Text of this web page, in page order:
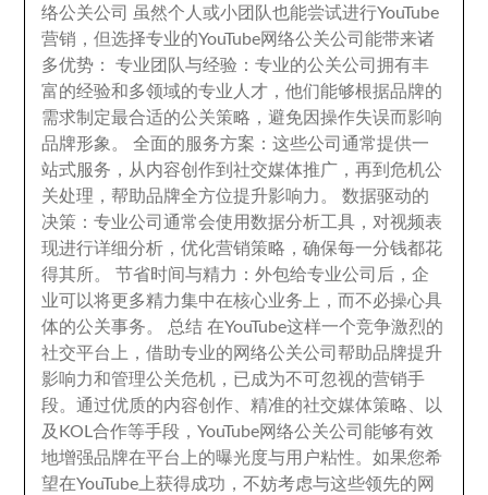
络公关公司 虽然个人或小团队也能尝试进行YouTube
营销 ，但选择专业的YouTube网络公关公司能带来诸
多优势 ：专业团队与经验 ：专业的公关公司拥有丰
富的经验和多领域的专业人才 ，他们能够根据品牌的
需求制定最合适的公关策略 ，避免因操作失误而影响
品牌形象 。全面的服务方案 ：这些公司通常提供一
站式服务 ， 从内容创作到社交媒体推广 ，再到危机公
关处理 ，帮助品牌全方位提升影响力 。数据驱动的
决策 ：专业公司通常会使用数据分析工具 ， 对视频表
现进行详细分析 ，优化营销策略 ，确保每一分钱都花
得其所。节省时间与精力 ：外包给专业公司后 ，企
业可以将更多精力集中在核心业务上 ， 而不必操心具
体的公关事务。 总结 在YouTube这样一个竞争激烈的
社交平台上 ，借助专业的网络公关公司帮助品牌提升
影响力和管理公关危机 ， 已成为不可忽视的营销手
段。通过优质的内容创作 、精准的社交媒体策略
以
及KOL合作等手段 ，YouTube网络公关公司能够有效
地增强品牌在平台上的曝光度与用户粘性。如果您希
望在YouTube上获得成功 ，不妨考虑与这些领先的网